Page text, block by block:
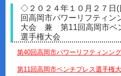
◇２０２４年１０月２７
回高岡市パワーリフティン
大会 兼 第11回高岡市ベ
選手権大会
第40回高岡市パワーリフティンン
第11回高岡市ベンチプレス選手権